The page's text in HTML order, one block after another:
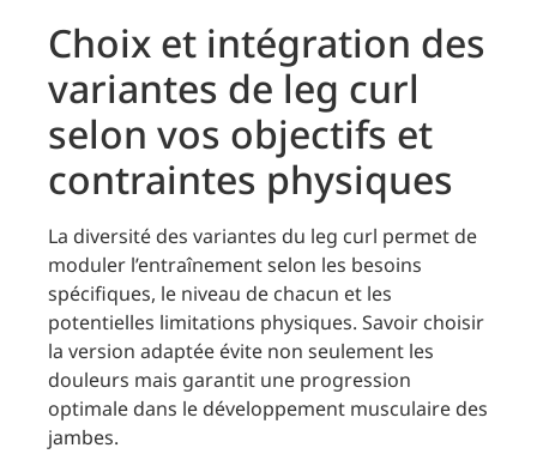
Choix et intégration des
variantes de leg curl
selon vos objectifs et
contraintes physiques
La diversité des variantes du leg curl permet de
moduler l’entraînement selon les besoins
spécifiques, le niveau de chacun et les
potentielles limitations physiques. Savoir choisir
la version adaptée évite non seulement les
douleurs mais garantit une progression
optimale dans le développement musculaire des
jambes.